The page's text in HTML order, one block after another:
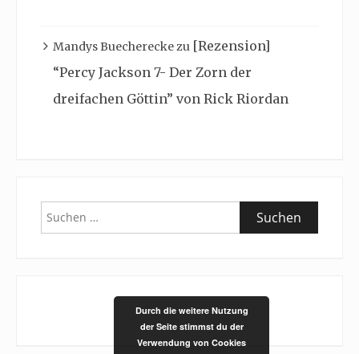
Mandys Buechereckezu [Rezension]
“Percy Jackson 7- Der Zorn der
dreifachen Göttin” von Rick Riordan
Suchen
nach:
Durch die weitere Nutzung
der Seite stimmst du der
Verwendung von Cookies